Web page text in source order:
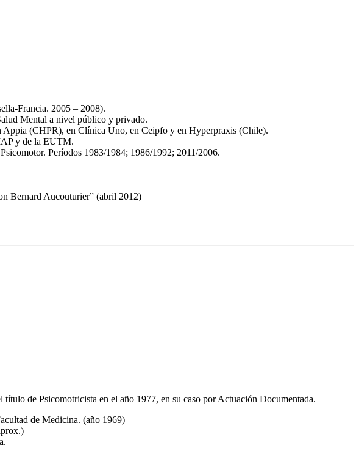
Francia. 2005 – 2008).
Mental a nivel público y privado.
(CHPR), en Clínica Uno, en Ceipfo y en Hyperpraxis (Chile).
y de la EUTM.
Períodos 1983/1984; 1986/1992; 2011/2006.
Bernard Aucouturier” (abril 2012)
de Psicomotricista en el año 1977, en su caso por Actuación Documentada.
de Medicina. (año 1969)